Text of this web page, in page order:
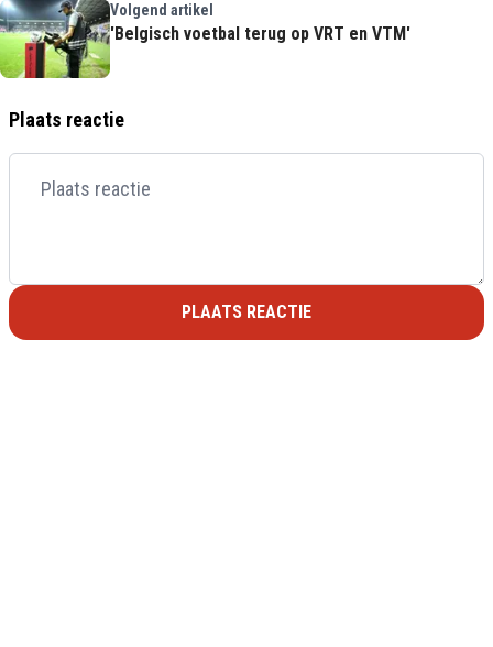
Volgend artikel
'Belgisch voetbal terug op VRT en VTM'
Plaats reactie
PLAATS REACTIE